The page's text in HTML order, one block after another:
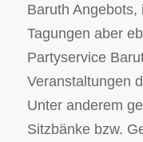
Baruth
Tagungen aber
Partyservice
Veranstaltungen
Unter anderem
Sitzbänke bzw.